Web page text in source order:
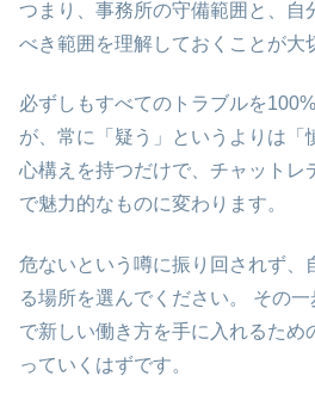
つまり、事務所の守備範囲と、自
べき範囲を理解しておくことが大
必ずしもすべてのトラブルを
が、常に「疑う」というよりは「
心構えを持つだけで、チャットレ
で魅力的なものに変わります。
危ないという噂に振り回されず、
る場所を選んでください。 その
で新しい働き方を手に入れるため
っていくはずです。